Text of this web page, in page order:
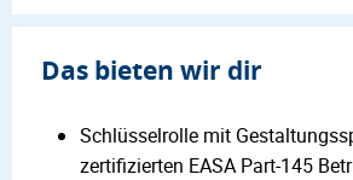
Das bieten wir dir
Schlüsselrolle mit
zertifizierten EASA Part-145